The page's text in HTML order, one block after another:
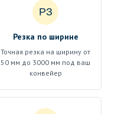
РЗ
Резка по ширине
Точная резка на ширину от
50 мм до 3000 мм под ваш
конвейер